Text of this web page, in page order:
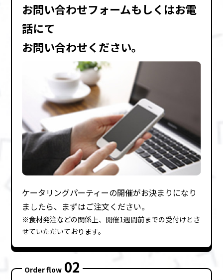
お問い合わせフォームもしくはお電
話にて
お問い合わせください。
ケータリングパーティーの開催がお決まりになり
ましたら、まずはご注⽂ください。
※⾷材発注などの関係上、開催1週間前までの受付けとさ
せていただいております。
Order flow 02